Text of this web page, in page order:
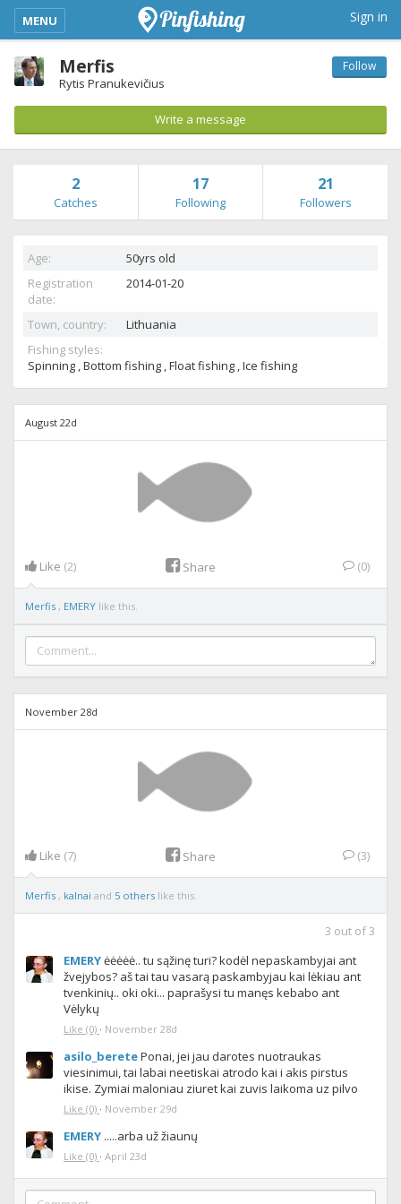
kimba_base_header_mobile_menu_toggle
MENU Sign in
Merfis
Rytis Pranukevičius
Follow
Write a message
2
Catches
17
Following
21
Followers
Age:
50yrs old
Registration
date:
2014-01-20
Town, country:
Lithuania
Fishing styles:
Spinning , Bottom fishing , Float fishing , Ice fishing
August 22d
Like (2) Share (0)
Merfis , EMERY like this.
November 28d
Like (7) Share (3)
Merfis , kalnai and 5 others like this.
3 out of3
EMERYėėėėė.. tu sąžinę turi? kodėl nepaskambyjai ant
žvejybos? aš tai tau vasarą paskambyjau kai lėkiau ant
tvenkinių.. oki oki... paprašysi tu manęs kebabo ant
Vėlykų
Like (0) · November 28d
asilo_beretePonai, jei jau darotes nuotraukas
viesinimui, tai labai neetiskai atrodo kai i akis pirstus
ikise. Zymiai maloniau ziuret kai zuvis laikoma uz pilvo
Like (0) · November 29d
EMERY .....arba už žiaunų
Like (0) · April 23d